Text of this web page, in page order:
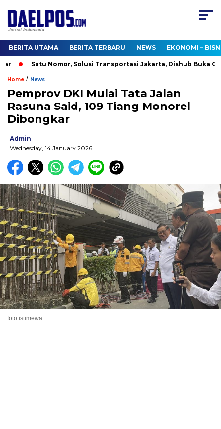
BERITA UTAMA BERITA TERBARU NEWS EKONOMI –
Satu Nomor, Solusi Transportasi Jakarta, Dishub Buka Call
Home / News
Pemprov DKI Mulai Tata Jalan
Rasuna Said, 109 Tiang Monorel
Dibongkar
Admin
Wednesday, 14 January 2026
foto istimewa